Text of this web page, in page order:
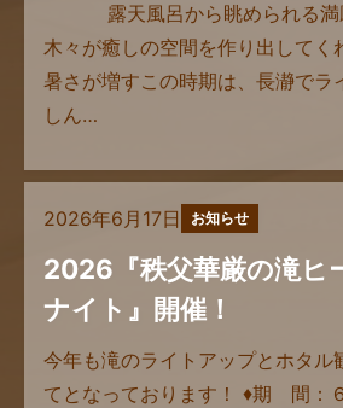
露天風呂から眺められる満
木々が癒しの空間を作り出してく
暑さが増すこの時期は、長瀞でラ
しん…
2026年6月17日 お知らせ
2026『秩父華厳の滝ヒ
ナイト』開催！
今年も滝のライトアップとホタル
てとなっております！ ♦期 間：